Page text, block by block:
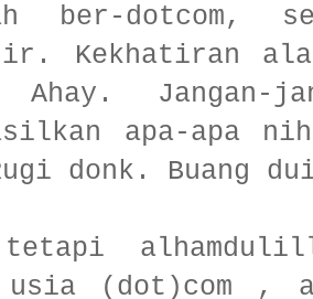
ber-dotcom,
Kekhatiran ala
Jangan-
apa-apa
donk. Buang
tetapi
(dot)com ,